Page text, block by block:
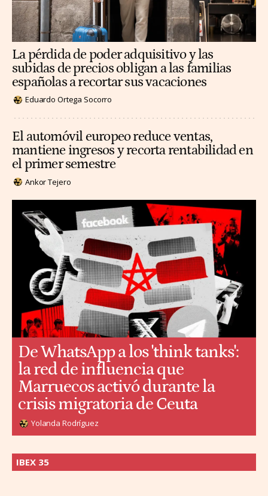
La pérdida de poder adquisitivo y las
subidas de precios obligan a las familias
españolas a recortar sus vacaciones
Eduardo Ortega Socorro
El automóvil europeo reduce ventas,
mantiene ingresos y recorta rentabilidad en
el primer semestre
Ankor Tejero
De WhatsApp a los 'think tanks':
la red de influencia que
Marruecos activó durante la
crisis migratoria de Ceuta
Yolanda Rodríguez
IBEX 35